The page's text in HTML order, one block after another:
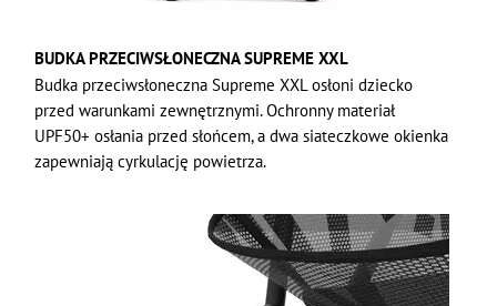
BUDKA PRZECIWSŁONECZNA SUPREME XXL
Budka przeciwsłoneczna Supreme XXL osłoni dziecko
przed warunkami zewnętrznymi. Ochronny materiał
UPF50+ osłania przed słońcem, a dwa siateczkowe okienka
zapewniają cyrkulację powietrza.